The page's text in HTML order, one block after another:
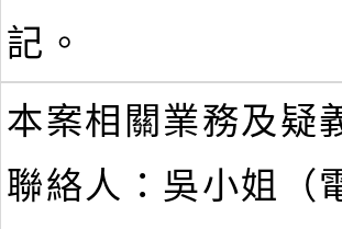
記。
本案相關業務及疑
聯絡人：吳小姐（